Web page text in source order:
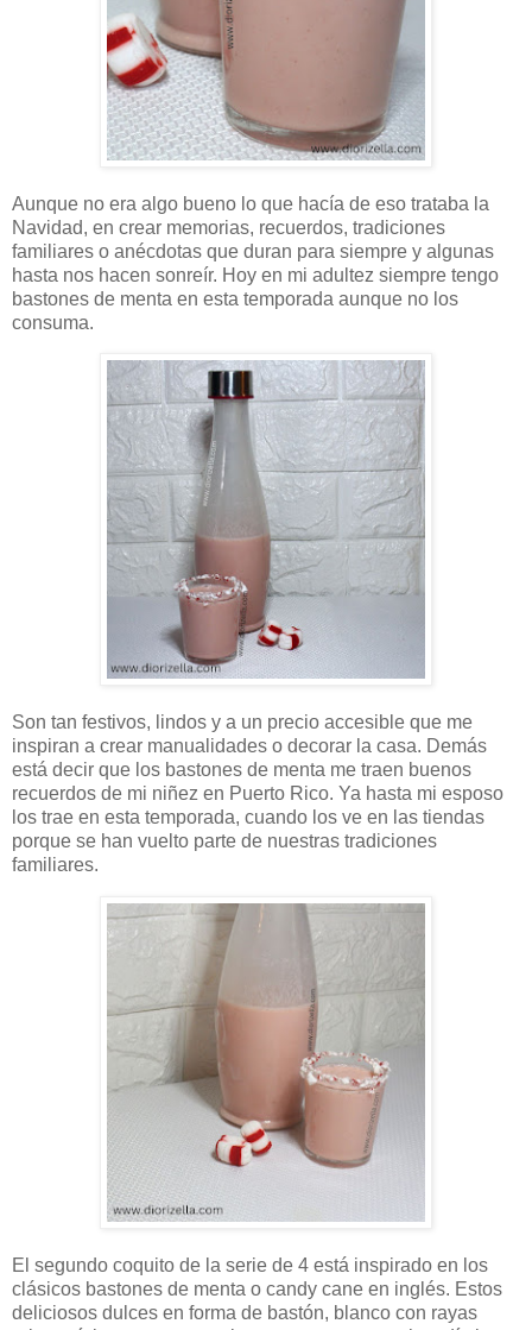
Aunque no era algo bueno lo que hacía de eso trataba la
Navidad, en crear memorias, recuerdos, tradiciones
familiares o anécdotas que duran para siempre y algunas
hasta nos hacen sonreír. Hoy en mi adultez siempre tengo
bastones de menta en esta temporada aunque no los
consuma.
Son tan festivos, lindos y a un precio accesible que me
inspiran a crear manualidades o decorar la casa. Demás
está decir que los bastones de menta me traen buenos
recuerdos de mi niñez en Puerto Rico. Ya hasta mi esposo
los trae en esta temporada, cuando los ve en las tiendas
porque se han vuelto parte de nuestras tradiciones
familiares.
El segundo coquito de la serie de 4 está inspirado en los
clásicos bastones de menta o candy cane en inglés. Estos
deliciosos dulces en forma de bastón, blanco con rayas